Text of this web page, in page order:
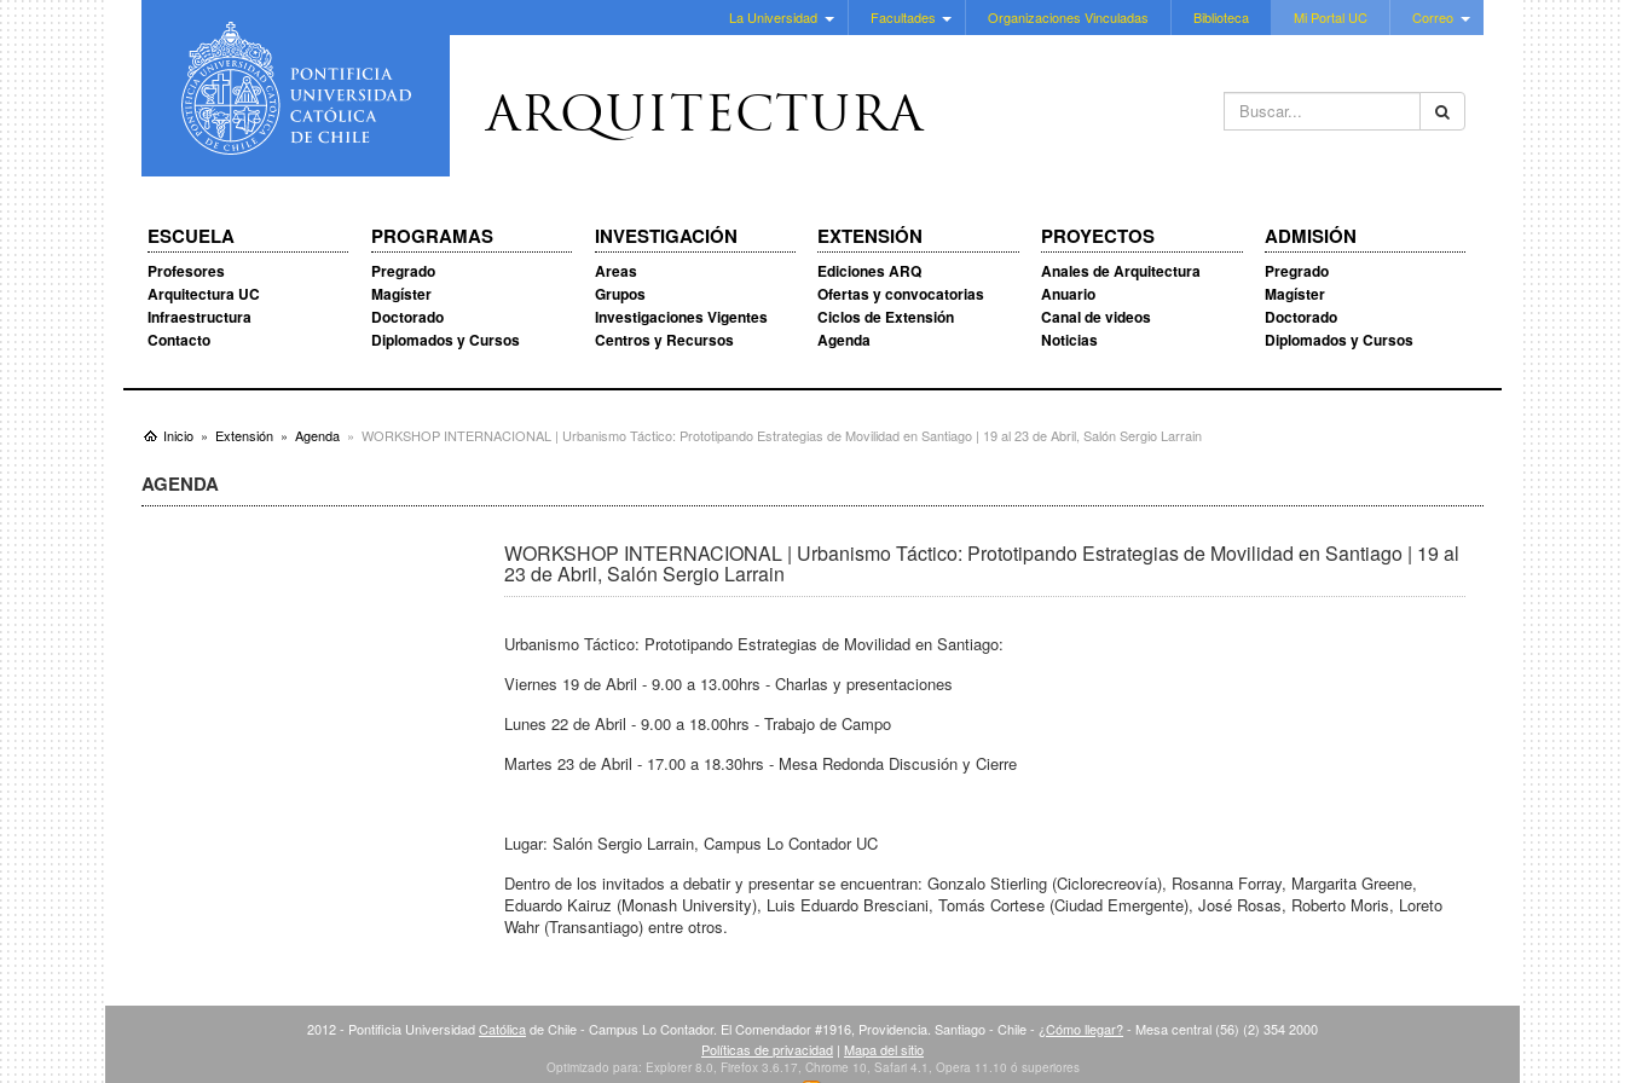
La Universidad Facultades Organizaciones Vinculadas Biblioteca Mi Portal UC Correo
Buscar...
ARQUITECTURA
ESCUELA
Profesores
Arquitectura UC
Infraestructura
Contacto
PROGRAMAS
Pregrado
Magíster
Doctorado
Diplomados y Cursos
INVESTIGACIÓN
Areas
Grupos
Investigaciones Vigentes
Centros y Recursos
EXTENSIÓN
Ediciones ARQ
Ofertas y convocatorias
Ciclos de Extensión
Agenda
PROYECTOS
Anales de Arquitectura
Anuario
Canal de videos
Noticias
ADMISIÓN
Pregrado
Magíster
Doctorado
Diplomados y Cursos
Inicio Extensión Agenda WORKSHOP INTERNACIONAL | Urbanismo Táctico: Prototipando Estrategias de Movilidad en Santiago | 19 al 23 de Abril, Salón Sergio Larrain
AGENDA
WORKSHOP INTERNACIONAL | Urbanismo Táctico: Prototipando Estrategias de Movilidad en Santiago | 19 al
23 de Abril, Salón Sergio Larrain
Urbanismo Táctico: Prototipando Estrategias de Movilidad en Santiago:
Viernes 19 de Abril - 9.00 a 13.00hrs - Charlas y presentaciones
Lunes 22 de Abril - 9.00 a 18.00hrs - Trabajo de Campo
Martes 23 de Abril - 17.00 a 18.30hrs - Mesa Redonda Discusión y Cierre
Lugar: Salón Sergio Larrain, Campus Lo Contador UC
Dentro de los invitados a debatir y presentar se encuentran: Gonzalo Stierling (Ciclorecreovía), Rosanna Forray, Margarita Greene,
Eduardo Kairuz (Monash University), Luis Eduardo Bresciani, Tomás Cortese (Ciudad Emergente), José Rosas, Roberto Moris, Loreto
Wahr (Transantiago) entre otros.
2012 - Pontificia UniversidadCatólica de Chile - Campus Lo Contador. El Comendador #1916, Providencia. Santiago - Chile - ¿Cómo llegar?- Mesa central (56) (2) 354 2000
Políticas de privacidad | Mapa del sitio
Optimizado para: Explorer 8.0, Firefox 3.6.17, Chrome 10, Safari 4.1, Opera 11.10 ó superiores